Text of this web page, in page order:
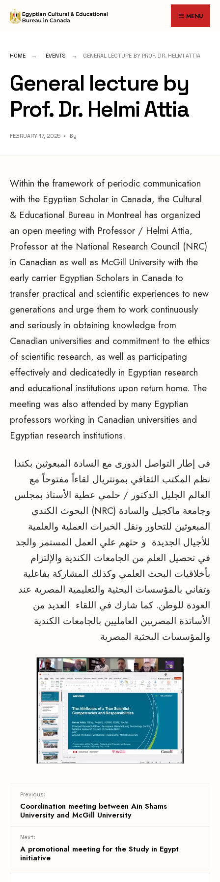
Skip
MENU
HOME EVENTS GENERAL LECTURE BY PROF. DR. HELMI ATTIA
General lecture by
Prof. Dr. Helmi Attia
FEBRUARY 17, 2025 • By
Within the framework of periodic communication
with the Egyptian Scholar in Canada, the Cultural
& Educational Bureau in Montreal has organized
an open meeting with Professor / Helmi Attia,
Professor at the National Research Council (NRC)
in Canadian as well as McGill University with the
early carrier Egyptian Scholars in Canada to
transfer practical and scientific experiences to new
generations and urge them to work continuously
and seriously in obtaining knowledge from
Canadian universities and commitment to the ethics
of scientific research, as well as participating
effectively and dedicatedly in Egyptian research
and educational institutions upon return home. The
meeting was also attended by many Egyptian
professors working in Canadian universities and
Egyptian research institutions.
فى إطار التواصل الدورى مع السادة المبعوثين بكندا
نظم المكتب الثقافي بمونتريال لقاءاً مفتوحاً مع
العالم الجليل الدكتور / حلمي عطية الأستاذ بمجلس
البحوث الكندي (NRC) وجامعة ماكجيل والسادة
المبعوثين للتحاور ونقل الخبرات العملية والعلمية
للأجيال الجديدة و حثهم علي العمل المستمر والجد
في تحصيل العلم من الجامعات الكندية والإلتزام
بأخلاقيات البحث العلمي وكذلك المشاركة بفاعلية
وتفاني بالمؤسسات البحثية والتعليمية المصرية عند
العودة للوطن. كما شارك في اللقاء العديد من
الأساتذة المصريين العامليين بالجامعات الكندية
والمؤسسات البحثية المصرية
Previous:
Coordination meeting between Ain Shams
University and McGill University
Next:
A promotional meeting for the Study in Egypt
initiative